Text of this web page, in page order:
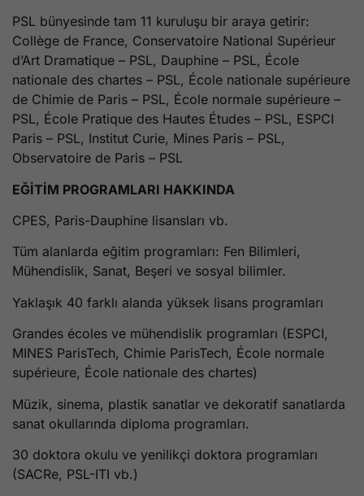
PSL bünyesinde tam 11 kuruluşu bir araya getirir:
Collège de France, Conservatoire National Supérieur
d’Art Dramatique – PSL, Dauphine – PSL, École
nationale des chartes – PSL, École nationale supérieure
de Chimie de Paris – PSL, École normale supérieure –
PSL, École Pratique des Hautes Études – PSL, ESPCI
Paris – PSL, Institut Curie, Mines Paris – PSL,
Observatoire de Paris – PSL
EĞİTİM PROGRAMLARI HAKKINDA
CPES, Paris-Dauphine lisansları vb.
Tüm alanlarda eğitim programları: Fen Bilimleri,
Mühendislik, Sanat, Beşeri ve sosyal bilimler.
Yaklaşık 40 farklı alanda yüksek lisans programları
Grandes écoles ve mühendislik programları (ESPCI,
MINES ParisTech, Chimie ParisTech, École normale
supérieure, École nationale des chartes)
Müzik, sinema, plastik sanatlar ve dekoratif sanatlarda
sanat okullarında diploma programları.
30 doktora okulu ve yenilikçi doktora programları
(SACRe, PSL-ITI vb.)